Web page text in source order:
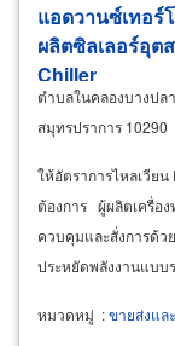
แอดวานซ์เทอ
ผลิตซิลเลอร์อุต
Chiller
ตำบลในคลองบางปล
สมุทรปราการ 10290
ให้อัตราการไหลเวีย
ต้องการ ผู้ผลิตเครื่อง
ควบคุมและสั่งการด้ว
ประหยัดพลังงานแบบ
หมวดหมู่ :ขายส่งแล